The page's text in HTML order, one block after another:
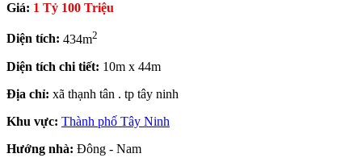
Giá: 1 Tỷ 100 Triệu
Diện tích: 434m2
Diện tích chi tiết: 10m x 44m
Địa chỉ: xã thạnh tân . tp tây ninh
Khu vực: Thành phố Tây Ninh
Hướng nhà: Đông - Nam